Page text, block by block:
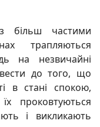
більш частими
трапляються
на незвичайні
до того, що
в стані спокою,
проковтуються
і викликають